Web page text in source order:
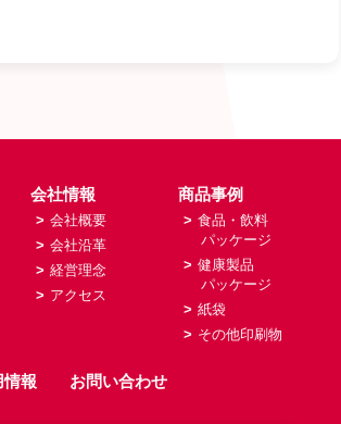
会社情報
> 会社概要
> 会社沿革
> 経営理念
> アクセス
商品事例
> 食品・飲料
パッケージ
> 健康製品
パッケージ
> 紙袋
> その他印刷物
情報 お問い合わせ